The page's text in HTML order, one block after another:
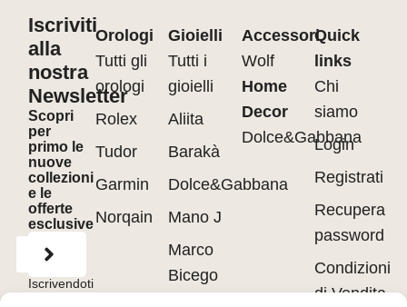
Iscriviti
alla
nostra
Newsletter
Scopri
per
primo le
nuove
collezioni
e le
offerte
esclusive
Iscrivendoti
accetti
Orologi
Tutti gli
orologi
Rolex
Tudor
Garmin
Norqain
Gioielli
Tutti i
gioielli
Aliita
Barakà
Dolce&Gabbana
Mano J
Marco
Bicego
Accessori
Wolf
Home
Decor
Dolce&Gabbana
Quick
links
Chi
siamo
Login
Registrati
Recupera
password
Condizioni
di Vendita